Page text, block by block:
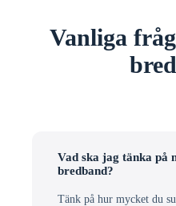
Vanliga
Vad ska jag tänka på
bredband?
Tänk på hur mycket du